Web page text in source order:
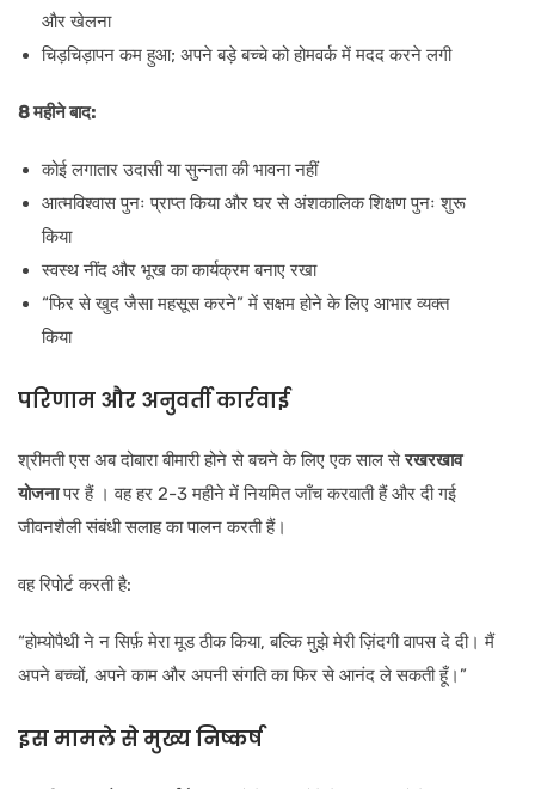
और खेलना
चिड़चिड़ापन कम हुआ; अपने बड़े बच्चे को होमवर्क में मदद करने लगी
8 महीने बाद:
कोई लगातार उदासी या सुन्नता की भावना नहीं
आत्मविश्वास पुनः प्राप्त किया और घर से अंशकालिक शिक्षण पुनः शुरू
किया
स्वस्थ नींद और भूख का कार्यक्रम बनाए रखा
“फिर से खुद जैसा महसूस करने” में सक्षम होने के लिए आभार व्यक्त
किया
परिणाम और अनुवर्ती कार्रवाई
श्रीमती एस अब दोबारा बीमारी होने से बचने के लिए एक साल सेरखरखाव
योजनापर हैं । वह हर 2-3 महीने में नियमित जाँच करवाती हैं और दी गई
जीवनशैली संबंधी सलाह का पालन करती हैं।
वह रिपोर्ट करती है:
“होम्योपैथी ने न सिर्फ़ मेरा मूड ठीक किया, बल्कि मुझे मेरी ज़िंदगी वापस दे दी। मैं
अपने बच्चों, अपने काम और अपनी संगति का फिर से आनंद ले सकती हूँ।”
इस मामले से मुख्य निष्कर्ष